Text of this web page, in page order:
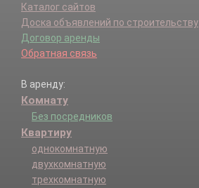
Каталог сайтов
Доска объявлений по строительству
Договор аренды
Обратная связь
В аренду:
Комнату
Без посредников
Квартиру
однокомнатную
двухкомнатную
трехкомнатную